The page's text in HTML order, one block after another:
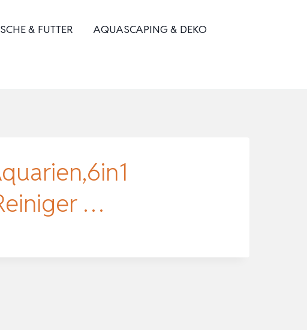
& FUTTER AQUASCAPING & DEKO
…